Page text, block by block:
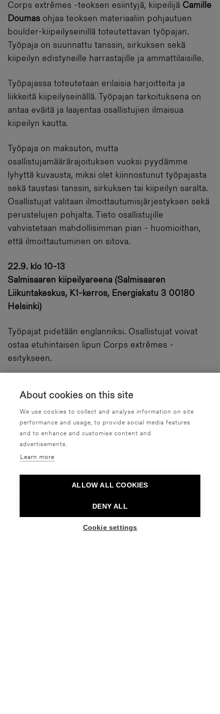
About cookies on this site
We use cookies to collect and analyse information on site
performance and usage, to provide social media features
and to enhance and customise content and
advertisements.
Learn more
ALLOW ALL COOKIES
DENY ALL
Cookie settings
Corps extrêmes -teoksen esiintyjä, kiipeilijä Camille
Doumas ohjaa teoksen materiaaliin pohjautuen
boulder-kiipeilyseinillä toteutettavan työpajan.
Työpaja on suunnattu tanssin, sirkuksen sekä
kiipeilyn edistyneille harrastajille ja ammattilaisille.
Työpajassa toteutetaan erilaisia harjoitteita ja
liikkeitä kiipeilyseinällä. Työpajan tarkoituksena on
antaa eväitä ja laajentaa osallistujien ilmaisua
kiipeilyn kautta.
Työpaja on maksuton, mutta
osallistujamäärärajoituksen vuoksi pyydämme
lyhyttä kuvausta, miksi olet kiinnostunut työpajasta
sekä taustasi tanssin, sirkuksen tai kiipeilyn saralta.
Osallistujat valitaan ilmoittautumisjärjestyksen sekä
perustelujen pohjalta. Tieto osallistujille
vahvistetaan mahdollisimman pian - huomioithan,
että ilmoittautuminen on sitova.
22.9. klo 10-13
Salmisaaren kiipeilyareena (Salmisaaren
Liikuntakeskus, K1-kerros, Energiakatu 3 00180
Helsinki)
Työpajat pidetään englanniksi. Osallistujat voivat
ostaa etuhintaisen lipun Corps extrêmes -
esitykseen.
Työpaja on täynnä!
Ouramdane